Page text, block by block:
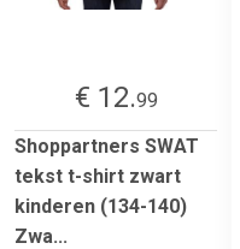
€ 12.99
Shoppartners SWAT
tekst t-shirt zwart
kinderen (134-140)
Zwa...